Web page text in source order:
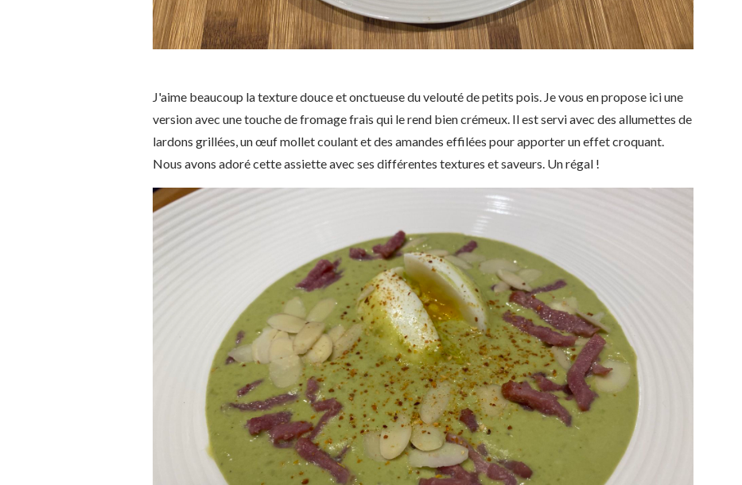
J'aime beaucoup la texture douce et onctueuse du velouté de petits pois. Je vous en propose ici une
version avec une touche de fromage frais qui le rend bien crémeux. Il est servi avec des allumettes de
lardons grillées, un œuf mollet coulant et des amandes effilées pour apporter un effet croquant.
Nous avons adoré cette assiette avec ses différentes textures et saveurs. Un régal !